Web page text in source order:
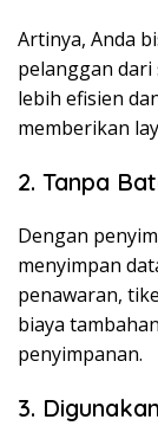
Artinya, Anda
pelanggan
lebih efisien
memberikan
2. Tanpa
Dengan
menyimpan
penawaran,
biaya
penyimpanan.
3.